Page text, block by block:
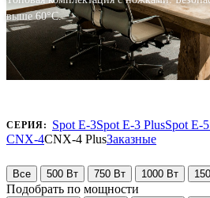
выше 60°C.
СЕРИЯ: Spot E-3Spot E-3 PlusSpot E-5
CNX-4CNX-4 PlusЗаказные
Все 500 Вт 750 Вт 1000 Вт
Подобрать по мощности